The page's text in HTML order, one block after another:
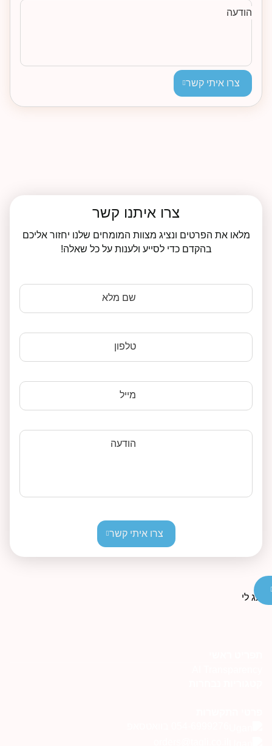
הודעה
צרו איתי קשר
צרו איתנו קשר
מלאו את הפרטים ונציג מצוות המומחים שלנו יחזור אליכם
בהקדם כדי לסייע ולענות על כל שאלה!
שם מלא
טלפון
מייל
הודעה
צרו איתי קשר